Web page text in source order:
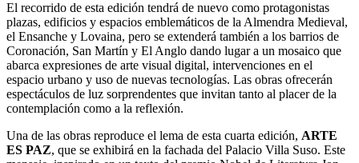
El recorrido de esta edición tendrá de nuevo como protagonistas
plazas, edificios y espacios emblemáticos de la Almendra Medieval,
el Ensanche y Lovaina, pero se extenderá también a los barrios de
Coronación, San Martín y El Anglo dando lugar a un mosaico que
abarca expresiones de arte visual digital, intervenciones en el
espacio urbano y uso de nuevas tecnologías. Las obras ofrecerán
espectáculos de luz sorprendentes que invitan tanto al placer de la
contemplación como a la reflexión.
Una de las obras reproduce el lema de esta cuarta edición, ARTE
ES PAZ, que se exhibirá en la fachada del Palacio Villa Suso. Este